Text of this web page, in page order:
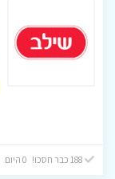
188 כבר חסכו! 0 היום